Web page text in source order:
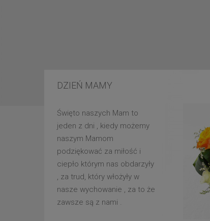
DZIEŃ MAMY
Święto naszych Mam to
jeden z dni , kiedy możemy
naszym Mamom
podziękować za miłość i
ciepło którym nas obdarzyły
, za trud, który włożyły w
nasze wychowanie , za to że
zawsze są z nami .